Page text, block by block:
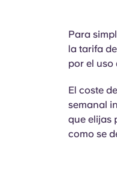
inolvidables para
Para
la tarifa
por el uso
El coste
semanal
que elijas
como se